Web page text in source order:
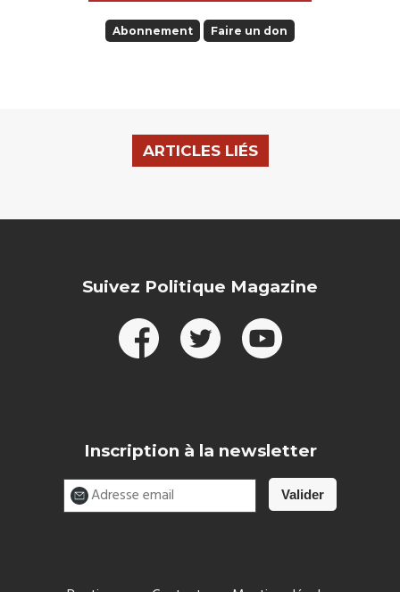
Abonnement Faire un don
ARTICLES LIÉS
Suivez Politique Magazine
Inscription à la newsletter